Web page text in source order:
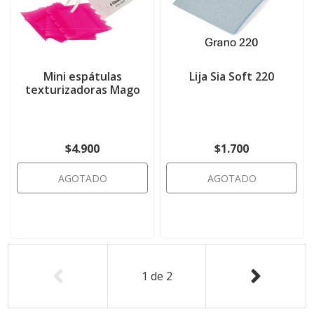
Mini espátulas
texturizadoras Mago
$4.900
AGOTADO
Lija Sia Soft 220
$1.700
AGOTADO
1 de 2